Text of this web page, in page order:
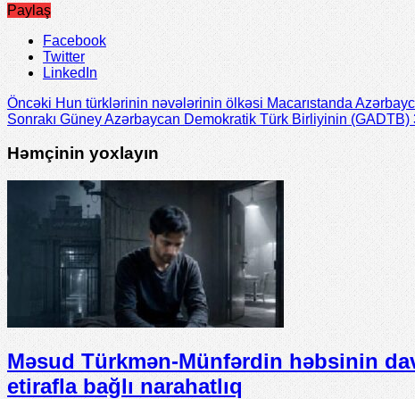
Paylaş
Facebook
Twitter
LinkedIn
Öncəki Hun türklərinin nəvələrinin ölkəsi Macarıstanda
SonrakıGüney Azərbaycan Demokratik Türk Birliyinin (GADTB)
Həmçinin yoxlayın
Məsud Türkmən-Münfərdin həbsinin
etirafla bağlı narahatlıq